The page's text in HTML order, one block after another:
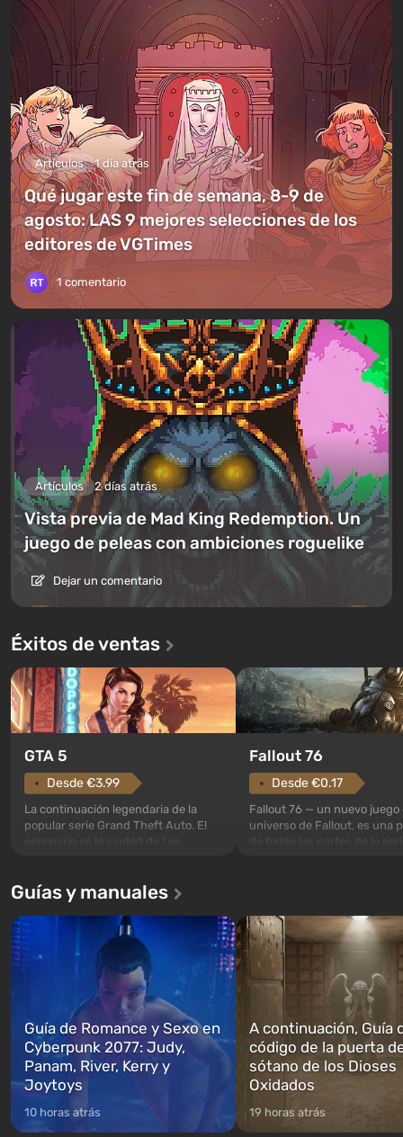
Artículos 1 día atrás
Qué jugar este fin de semana, 8-9 de
agosto: LAS 9 mejores selecciones de los
editores de VGTimes
1 comentario
Artículos 2 días atrás
Vista previa de Mad King Redemption. Un
juego de peleas con ambiciones roguelike
Dejar un comentario
Éxitos de ventas
GTA 5
Desde €3.99
La continuación legendaria de la
popular serie Grand Theft Auto. El
escenario es la ciudad de Los
Andreas . Por primera vez, el juego
narra la historia de tres personajes:
Michael, Trevor y Franklin, entre los
cuales podrás cambi...
Fallout 76
Desde €0.17
Fallout 76 — un nuevo juego
universo de Fallout, es una
de todas las partes de la
abrirse primero después de
caigan las bombas n...
Guías y manuales
Guía de Romance y Sexo en
Cyberpunk 2077: Judy,
Panam, River, Kerry y
Joytoys
10 horas atrás
A continuación, Guía
código de la puerta
sótano de los Dioses
Oxidados
19 horas atrás